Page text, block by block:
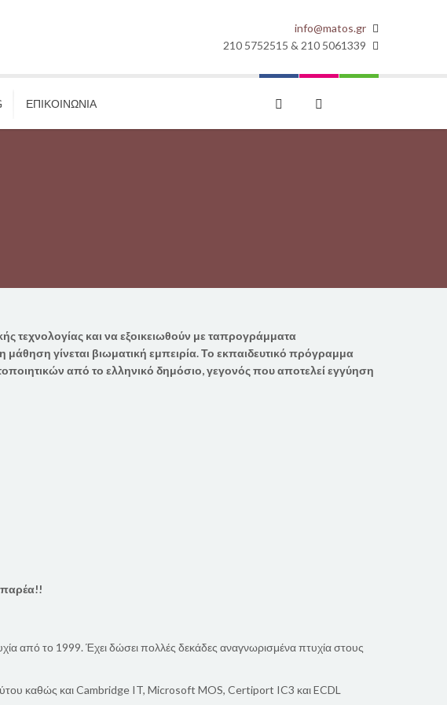
info@matos.gr
210 5752515 & 210 5061339
ΕΠΙΚΟΙΝΩΝΙΑ
τεχνολογίας και ναεξοικειωθούν με ταπρογράμματα
μάθηση γίνεται βιωματική εμπειρία.Το εκπαιδευτικό πρόγραμμα
από το ελληνικό δημόσιο, γεγονός που αποτελεί εγγύηση
από το 1999. Έχει δώσει πολλές δεκάδες αναγνωρισμένα πτυχία στους
καθώς και Cambridge IT, Microsoft MOS, Certiport IC3 και ECDL